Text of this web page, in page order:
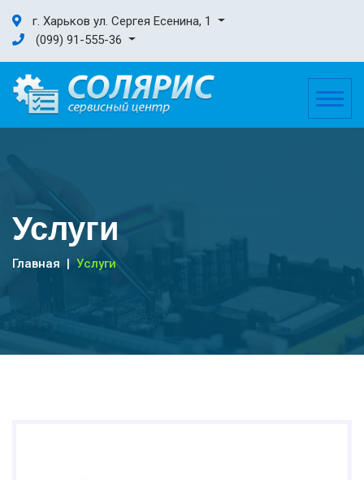
г. Харьков ул. Сергея Есенина, 1
(099) 91-555-36
Услуги
Главная Услуги